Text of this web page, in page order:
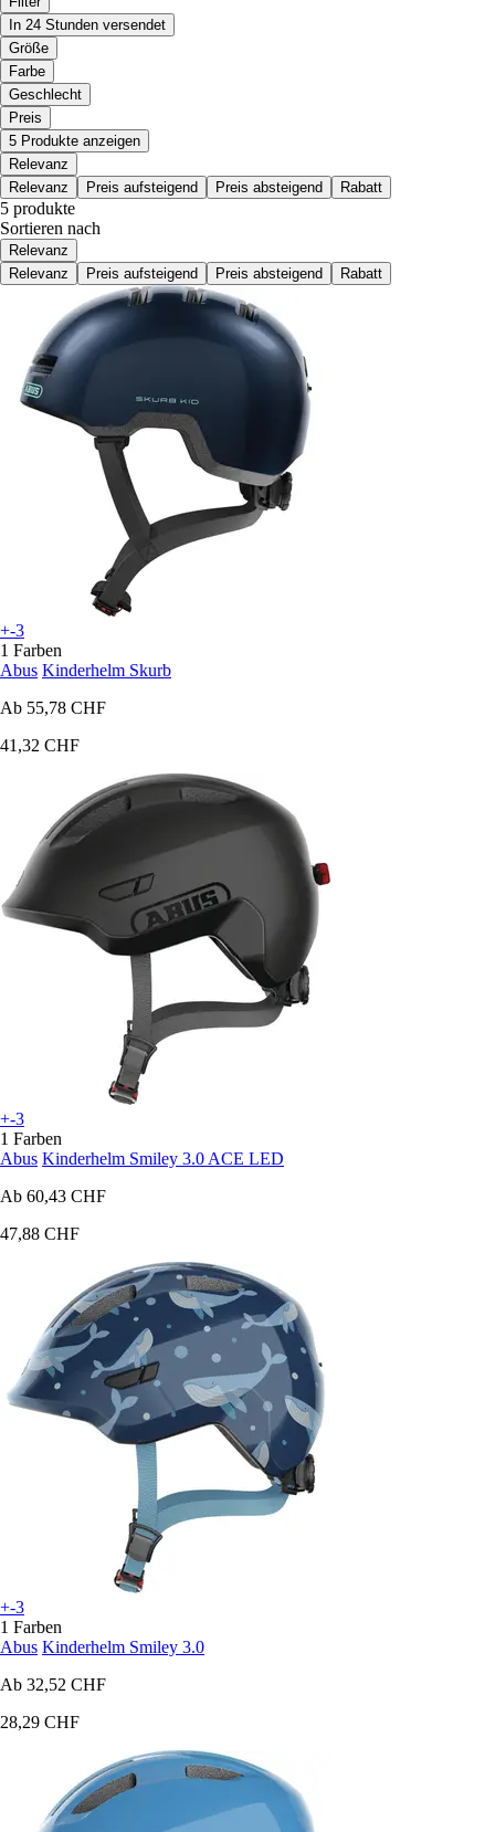
In 24 Stunden versendet
Größe
Farbe
Geschlecht
Preis
5 Produkte anzeigen
Relevanz
Relevanz
Preis aufsteigend Preis absteigend Rabatt
5 produkte
Sortieren nach
Relevanz
Relevanz
Preis aufsteigend Preis absteigend Rabatt
+-3
1 Farben
Abus Kinderhelm Skurb
Ab 55,78 CHF
41,32 CHF
+-3
1 Farben
Abus Kinderhelm Smiley 3.0 ACE LED
Ab 60,43 CHF
47,88 CHF
+-3
1 Farben
Abus Kinderhelm Smiley 3.0
Ab 32,52 CHF
28,29 CHF